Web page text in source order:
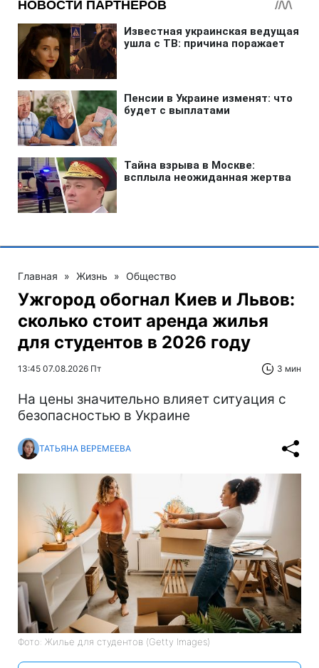
Главная » Жизнь » Общество
Ужгород обогнал Киев и Львов:
сколько стоит аренда жилья
для студентов в 2026 году
13:45 07.08.2026 Пт 3 мин
На цены значительно влияет ситуация с
безопасностью в Украине
ТАТЬЯНА ВЕРЕМЕЕВА
Фото: Жилье для студентов (Getty Images)